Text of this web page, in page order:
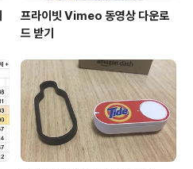
프라이빗 Vimeo 동영상 다운로
드 받기